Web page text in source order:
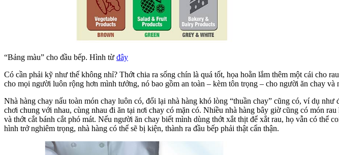
“Bảng màu” cho đầu bếp. Hình từ đây
Có cần phải kỹ như thế không nhỉ? Thớt chia ra sống chín là quá tốt, họa hoằn lắm thêm một cái cho
cho mọi người luôn rộng hơn mình tưởng, nó bao gồm an toàn – kèm tôn trọng – cho người ăn chay và
Nhà hàng chay nấu toàn món chay luôn có, đổi lại nhà hàng khó lòng “thuần chay” cũng có, ví dụ
chơi chung với nhau, cùng nhau đi ăn tại nơi chay có mặn có. Nhiều nhà hàng bây giờ cũng có món
và thớt cắt bánh cắt phó mát. Nếu người ăn chay biết mình dùng thớt xắt thịt để xắt rau, họ vẫn có thể
hình trở nghiêm trọng, nhà hàng có thể sẽ bị kiện, thành ra đầu bếp phải thật cẩn thận.